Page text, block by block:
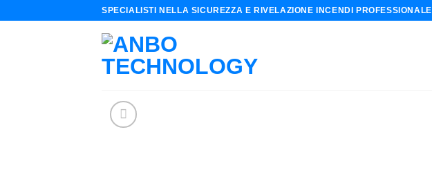
SPECIALISTI NELLA SICUREZZA E RIVELAZIONE INCENDI PROFESSIONALE